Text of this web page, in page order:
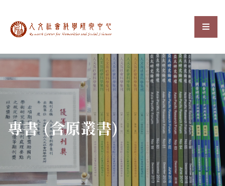
中央研究院人文社會科選
:::
專書 (含原叢書)